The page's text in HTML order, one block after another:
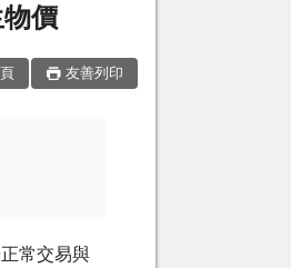
價
友善列印
常交易與